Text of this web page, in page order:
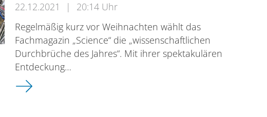
22.12.2021 |
20:14 Uhr
Regelmäßig kurz vor Weihnachten wählt das
Fachmagazin „Science“ die „wissenschaftlichen
Durchbrüche des Jahres“. Mit ihrer spektakulären
Entdeckung…
Science Magazine nennt Forschung der Fachgruppe Physik